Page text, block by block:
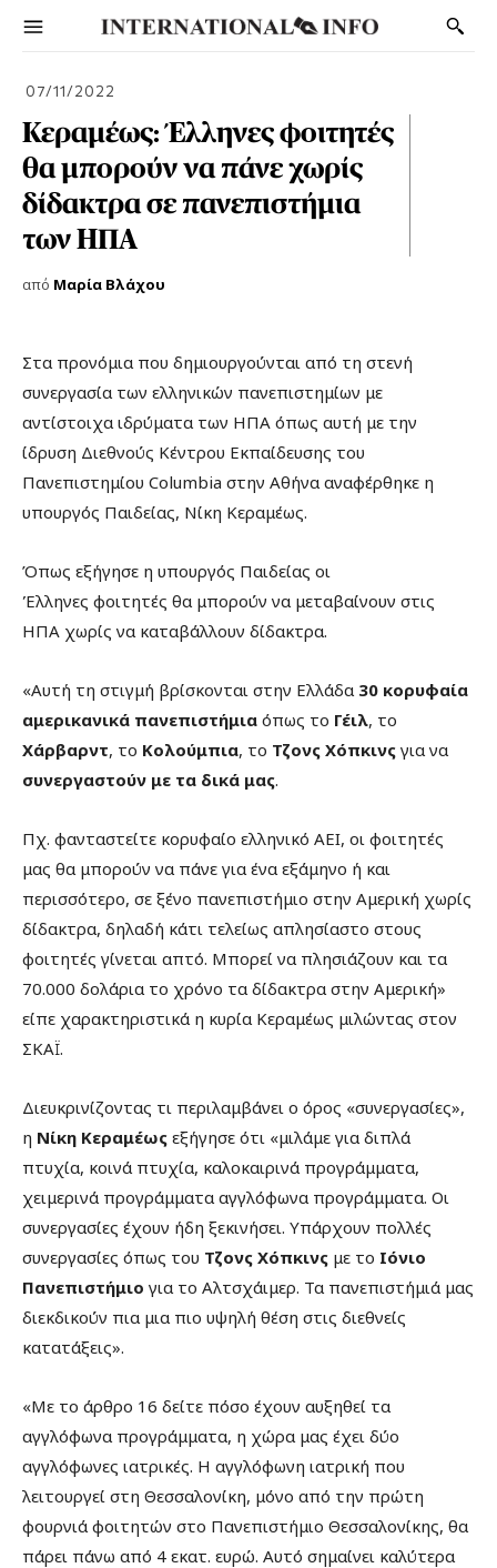
07/11/2022
Κεραμέως: Έλληνες φοιτητές
θα μπορούν να πάνε χωρίς
δίδακτρα σε πανεπιστήμια
των ΗΠΑ
από Μαρία Βλάχου
Στα προνόμια που δημιουργούνται από τη στενή
συνεργασία των ελληνικών πανεπιστημίων με
αντίστοιχα ιδρύματα των ΗΠΑ όπως αυτή με την
ίδρυση Διεθνούς Κέντρου Εκπαίδευσης του
Πανεπιστημίου Columbia στην Αθήνα αναφέρθηκε η
υπουργός Παιδείας, Νίκη Κεραμέως.
Όπως εξήγησε η υπουργός Παιδείας οι
Έλληνες φοιτητές θα μπορούν να μεταβαίνουν στις
ΗΠΑ χωρίς να καταβάλλουν δίδακτρα.
«Αυτή τη στιγμή βρίσκονται στην Ελλάδα 30 κορυφαία
αμερικανικά πανεπιστήμια όπως το Γέιλ, το
Χάρβαρντ, το Κολούμπια, το Τζονς Χόπκινς για να
συνεργαστούν με τα δικά μας.
Πχ. φανταστείτε κορυφαίο ελληνικό ΑΕΙ, οι φοιτητές
μας θα μπορούν να πάνε για ένα εξάμηνο ή και
περισσότερο, σε ξένο πανεπιστήμιο στην Αμερική χωρίς
δίδακτρα, δηλαδή κάτι τελείως απλησίαστο στους
φοιτητές γίνεται απτό. Μπορεί να πλησιάζουν και τα
70.000 δολάρια το χρόνο τα δίδακτρα στην Αμερική»
είπε χαρακτηριστικά η κυρία Κεραμέως μιλώντας στον
ΣΚΑΪ.
Διευκρινίζοντας τι περιλαμβάνει ο όρος «συνεργασίες»,
η Νίκη Κεραμέως εξήγησε ότι «μιλάμε για διπλά
πτυχία, κοινά πτυχία, καλοκαιρινά προγράμματα,
χειμερινά προγράμματα αγγλόφωνα προγράμματα. Οι
συνεργασίες έχουν ήδη ξεκινήσει. Υπάρχουν πολλές
συνεργασίες όπως του Τζονς Χόπκινς με το Ιόνιο
Πανεπιστήμιο για το Αλτσχάιμερ. Τα πανεπιστήμιά μας
διεκδικούν πια μια πιο υψηλή θέση στις διεθνείς
κατατάξεις».
«Με το άρθρο 16 δείτε πόσο έχουν αυξηθεί τα
αγγλόφωνα προγράμματα, η χώρα μας έχει δύο
αγγλόφωνες ιατρικές. Η αγγλόφωνη ιατρική που
λειτουργεί στη Θεσσαλονίκη, μόνο από την πρώτη
φουρνιά φοιτητών στο Πανεπιστήμιο Θεσσαλονίκης, θα
πάρει πάνω από 4 εκατ. ευρώ. Αυτό σημαίνει καλύτερα